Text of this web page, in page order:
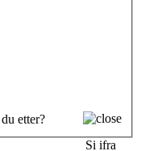
etter?
Si ifra